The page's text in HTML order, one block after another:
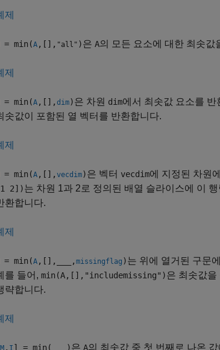
제
= min(A ,[], "all" )은 A의 모든 요소에 대한 최솟값
제
= min(A ,[], dim)은 차원 dim에서 최솟값 요소를 반
솟값이 포함된 열 벡터를 반환합니다.
제
= min(A ,[], vecdim)은 벡터 vecdim에 지정된 차원
2])는 차원 1과 2로 정의된 배열 슬라이스에 이
환합니다.
제
= min(A ,[], , missingflag )는 위에 열거된 구문
를 들어, min(A,[],"includemissing")은 최솟값을
략합니다.
제
M , I ] = min( )은 A의 최솟값 중 첫 번째로 나온